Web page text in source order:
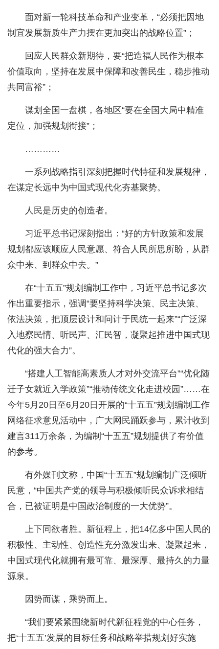
面对新一轮科技革命和产业变革，“必须把因地
制宜发展新质生产力摆在更加突出的战略位置”；
回应人民群众新期待，要“把造福人民作为根本
价值取向，坚持在发展中保障和改善民生，稳步推动
共同富裕”；
谋划全国一盘棋，各地区“要在全国大局中精准
定位，加强规划衔接”；
…………
一系列战略指引深刻把握时代特征和发展规律，
在谋定长远中为中国式现代化夯基聚势。
人民是历史的创造者。
习近平总书记深刻指出：“好的方针政策和发展
规划都应该顺应人民意愿、符合人民所思所盼，从群
众中来、到群众中去。”
在“十五五”规划编制工作中，习近平总书记多次
作出重要指示，强调“要坚持科学决策、民主决策、
依法决策，把顶层设计和问计于民统一起来”“广泛深
入地察民情、听民声、汇民智，凝聚起推进中国式现
代化的强大合力”。
“搭建人工智能高素质人才对外交流平台”“优化随
迁子女就近入学政策”“推动传统文化走进校园”……在
今年5月20日至6月20日开展的“十五五”规划编制工作
网络征求意见活动中，广大网民踊跃参与，累计收到
建言311万余条，为编制“十五五”规划提供了有价值
的参考。
有外媒刊文称，中国“十五五”规划编制广泛倾听
民意，“中国共产党的领导与积极倾听民众诉求相结
合，已被证明是中国政治制度的一大优势”。
上下同欲者胜。新征程上，把14亿多中国人民的
积极性、主动性、创造性充分激发出来、凝聚起来，
中国式现代化就拥有最可靠、最深厚、最持久的力量
源泉。
因势而谋，乘势而上。
“我们要紧紧围绕新时代新征程党的中心任务，
把‘十五五’发展的目标任务和战略举措规划好实施